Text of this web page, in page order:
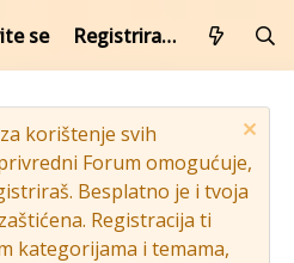
se Registrirajte se
korištenje svih
Forum omogućuje,
Besplatno je i tvoja
Registracija ti
kategorijama i temama,